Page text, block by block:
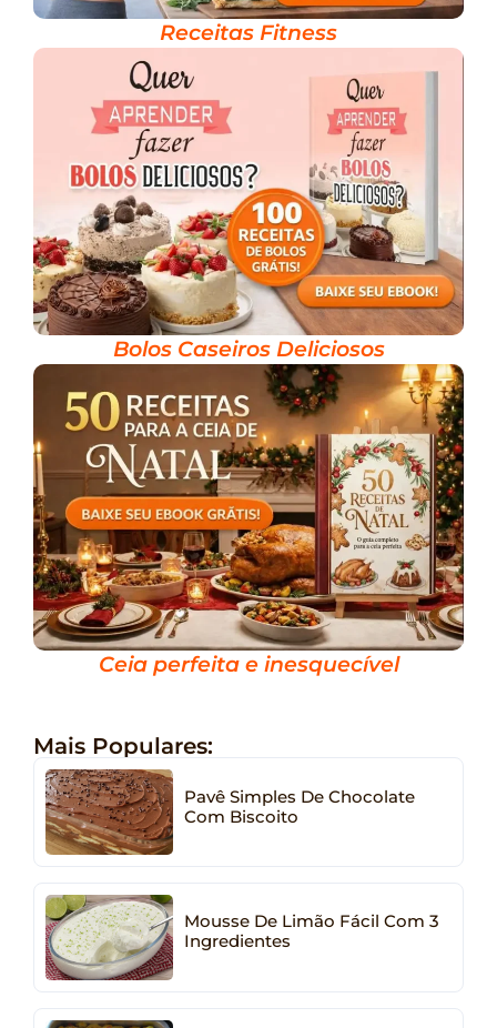
Receitas Fitness
Bolos Caseiros Deliciosos
Ceia perfeita e inesquecível
Mais Populares:
Pavê Simples De Chocolate
Com Biscoito
Mousse De Limão Fácil Com 3
Ingredientes